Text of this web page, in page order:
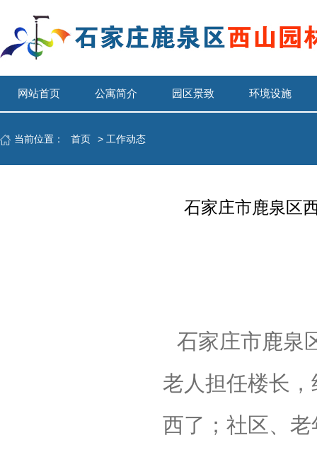
网站首页 公寓简介 园区景致 环境设施
当前位置： 首页 > 工作动态
石家庄市鹿泉区
石家庄市鹿泉
老人担任楼长
西了；社区、